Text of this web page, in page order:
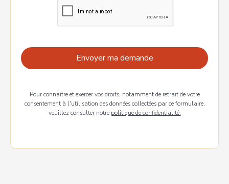
Pour connaître et exercer vos droits, notamment de retrait de votre
consentement à l'utilisation des données collectées par ce formulaire,
veuillez consulter notre politique de confidentialité.